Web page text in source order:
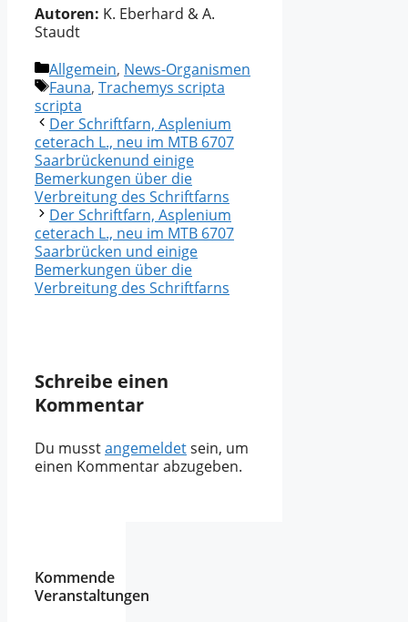
Autoren: K. Eberhard & A.
Staudt
Kategorien
Allgemein, News-Organismen
Schlagwörter
Fauna, Trachemys scripta
scripta
Der Schriftfarn, Asplenium
ceterach L., neu im MTB 6707
Saarbrückenund einige
Bemerkungen über die
Verbreitung des Schriftfarns
Der Schriftfarn, Asplenium
ceterach L., neu im MTB 6707
Saarbrücken und einige
Bemerkungen über die
Verbreitung des Schriftfarns
Schreibe einen
Kommentar
Du musstangemeldetsein, um
einen Kommentar abzugeben.
Kommende
Veranstaltungen